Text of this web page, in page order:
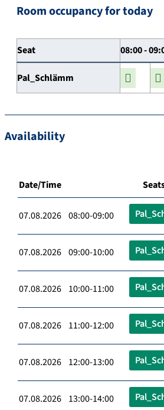
Room occupancy for today
Seat 08:00 -
Pal_Schlämm
Availability
Date/Time
07.08.2026 08:00-09:00
07.08.2026 09:00-10:00
07.08.2026 10:00-11:00
07.08.2026 11:00-12:00
07.08.2026 12:00-13:00
07.08.2026 13:00-14:00